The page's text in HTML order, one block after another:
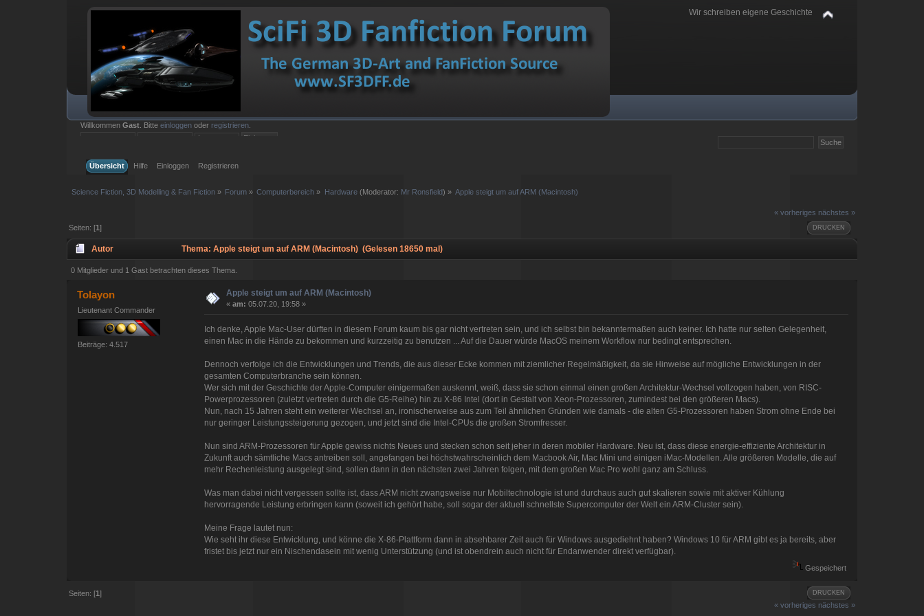
Wir schreiben eigene Geschichte
WillkommenGast . Bitteeinloggen oder registrieren
Übersicht
Hilfe Einloggen Registrieren
Science Fiction, 3D Modelling & Fan Fiction» Forum » Computerbereich » Hardware(Moderator: Mr Ronsfield) » Apple steigt um auf ARM (Macintosh)
« vorheriges nächstes »
DRUCKEN
Seiten: [1 ]
Autor Thema: Apple steigt um auf ARM (Macintosh) (Gelesen 18650 mal)
0 Mitglieder und 1 Gast betrachten dieses Thema.
Tolayon
Lieutenant Commander
Beiträge: 4.517
Apple steigt um auf ARM (Macintosh)
«am: 05.07.20, 19:58 »
Ich denke, Apple Mac-User dürften in diesem Forum kaum bis gar nicht vertreten sein, und ich selbst bin bekanntermaßen auch keiner. Ich hatte nur selten Gelegenheit,
einen Mac in die Hände zu bekommen und kurzzeitig zu benutzen ... Auf die Dauer würde MacOS meinem Workflow nur bedingt entsprechen.
Dennoch verfolge ich die Entwicklungen und Trends, die aus dieser Ecke kommen mit ziemlicher Regelmäßigkeit, da sie Hinweise auf mögliche Entwicklungen in der
gesamten Computerbranche sein können.
Wer sich mit der Geschichte der Apple-Computer einigermaßen auskennt, weiß, dass sie schon einmal einen großen Architektur-Wechsel vollzogen haben, von RISC-
Powerprozessoren (zuletzt vertreten durch die G5-Reihe) hin zu X-86 Intel (dort in Gestalt von Xeon-Prozessoren, zumindest bei den größeren Macs).
Nun, nach 15 Jahren steht ein weiterer Wechsel an, ironischerweise aus zum Teil ähnlichen Gründen wie damals - die alten G5-Prozessoren haben Strom ohne Ende bei
nur geringer Leistungssteigerung gezogen, und jetzt sind die Intel-CPUs die großen Stromfresser.
Nun sind ARM-Prozessoren für Apple gewiss nichts Neues und stecken schon seit jeher in deren mobiler Hardware. Neu ist, dass diese energie-effiziente Architektur in
Zukunft auch sämtliche Macs antreiben soll, angefangen bei höchstwahrscheinlich dem Macbook Air, Mac Mini und einigen iMac-Modellen. Alle größeren Modelle, die auf
mehr Rechenleistung ausgelegt sind, sollen dann in den nächsten zwei Jahren folgen, mit dem großen Mac Pro wohl ganz am Schluss.
Was man dabei nicht vergessen sollte ist, dass ARM nicht zwangsweise nur Mobiltechnologie ist und durchaus auch gut skalieren sowie mit aktiver Kühlung
hervorragende Leistung erbringen kann (soweit ich gehört habe, soll sogar der aktuell schnellste Supercomputer der Welt ein ARM-Cluster sein).
Meine Frage lautet nun:
Wie seht ihr diese Entwicklung, und könne die X-86-Plattform dann in absehbarer Zeit auch für Windows ausgediehnt haben? Windows 10 für ARM gibt es ja bereits, aber
fristet bis jetzt nur ein Nischendasein mit wenig Unterstützung (und ist obendrein auch nicht für Endanwender direkt verfügbar).
Gespeichert
DRUCKEN
Seiten: [1]
« vorheriges nächstes »